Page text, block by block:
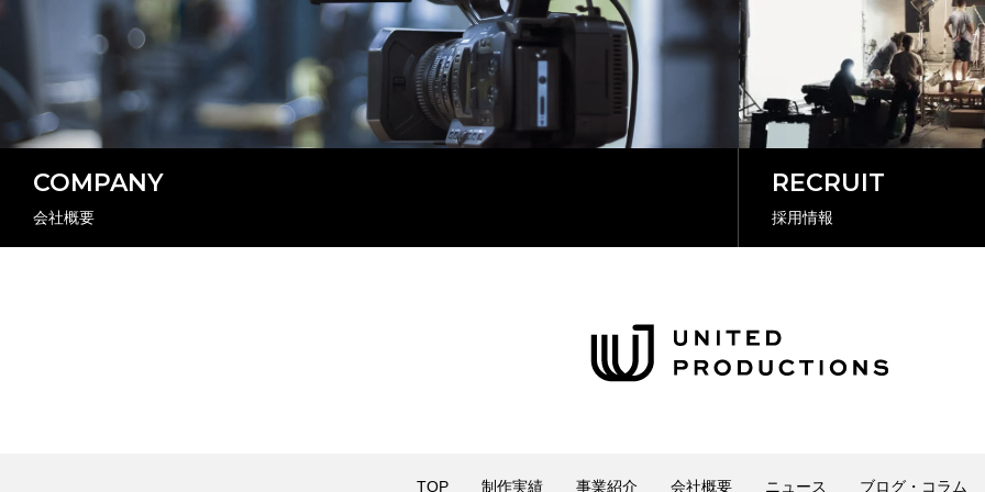
COMPANY
会社概要
RECRUIT
採用情報
TOP 制作実績 事業紹介 会社概要 ニュース ブログ・コラム